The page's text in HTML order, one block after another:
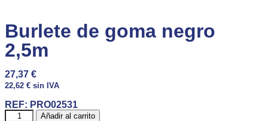
Burlete de goma negro
2,5m
27,37 €
22,62 € sin IVA
REF: PRO02531
Añadir al carrito